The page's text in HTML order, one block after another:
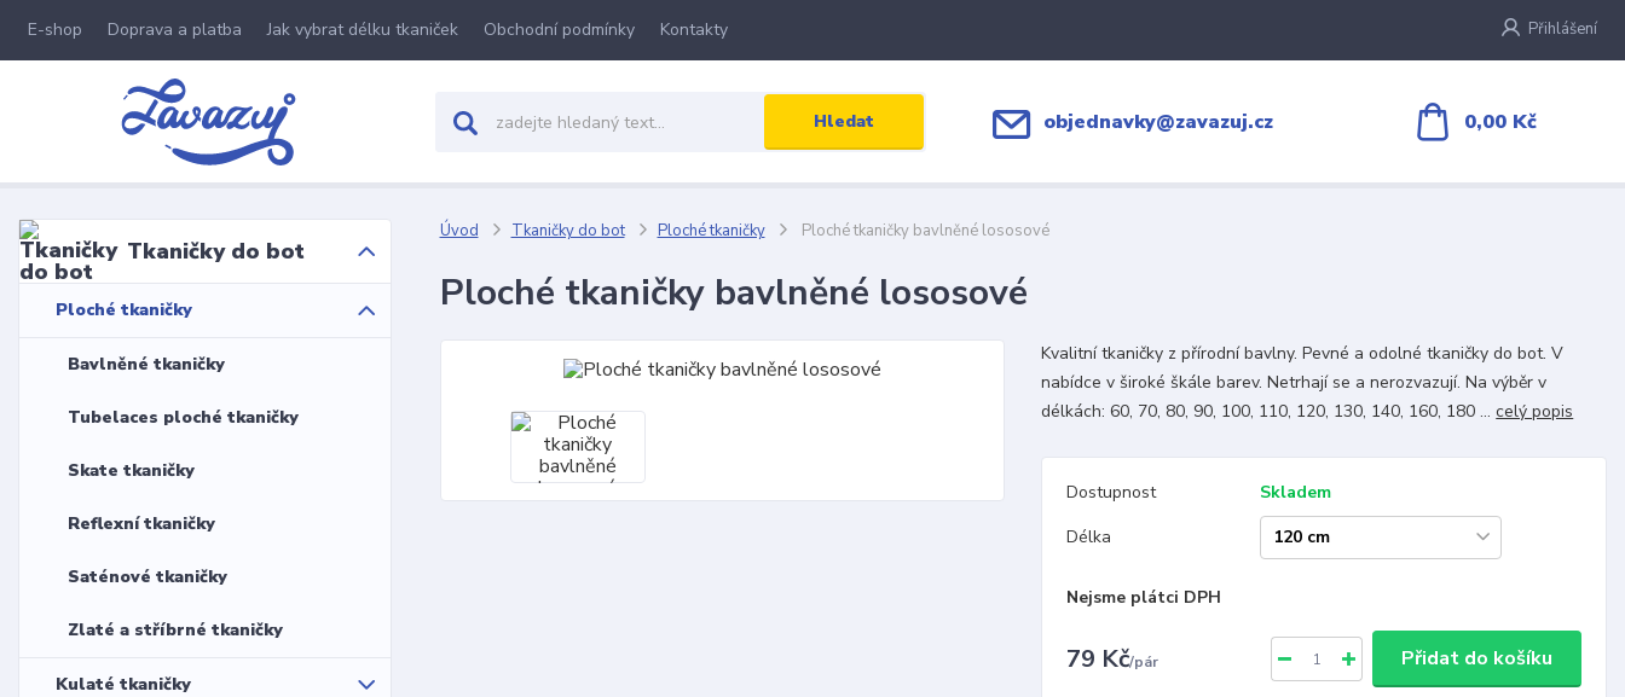
E-shop Doprava a platba Jak vybrat délku tkaniček Obchodní podmínky Kontakty Přihlášení
Hledat objednavky@zavazuj.cz 0,00 Kč
Tkaničky do bot
Ploché tkaničky
Bavlněné tkaničky
Tubelaces ploché tkaničky
Skate tkaničky
Reflexní tkaničky
Saténové tkaničky
Zlaté a stříbrné tkaničky
Kulaté tkaničky
Úvod Tkaničky do bot Ploché tkaničky Ploché tkaničky bavlněné lososové
Ploché tkaničky bavlněné lososové
Kvalitní tkaničky z přírodní bavlny. Pevné a odolné tkaničky do bot. V
nabídce v široké škále barev. Netrhají se a nerozvazují. Na výběr v
délkách: 60, 70, 80, 90, 100, 110, 120, 130, 140, 160, 180 ...celý popis
Dostupnost
Skladem
Délka
Nejsme plátci DPH
79 Kč/pár Přidat do košíku